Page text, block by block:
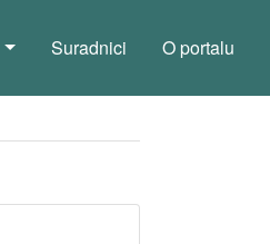
Suradnici O portalu